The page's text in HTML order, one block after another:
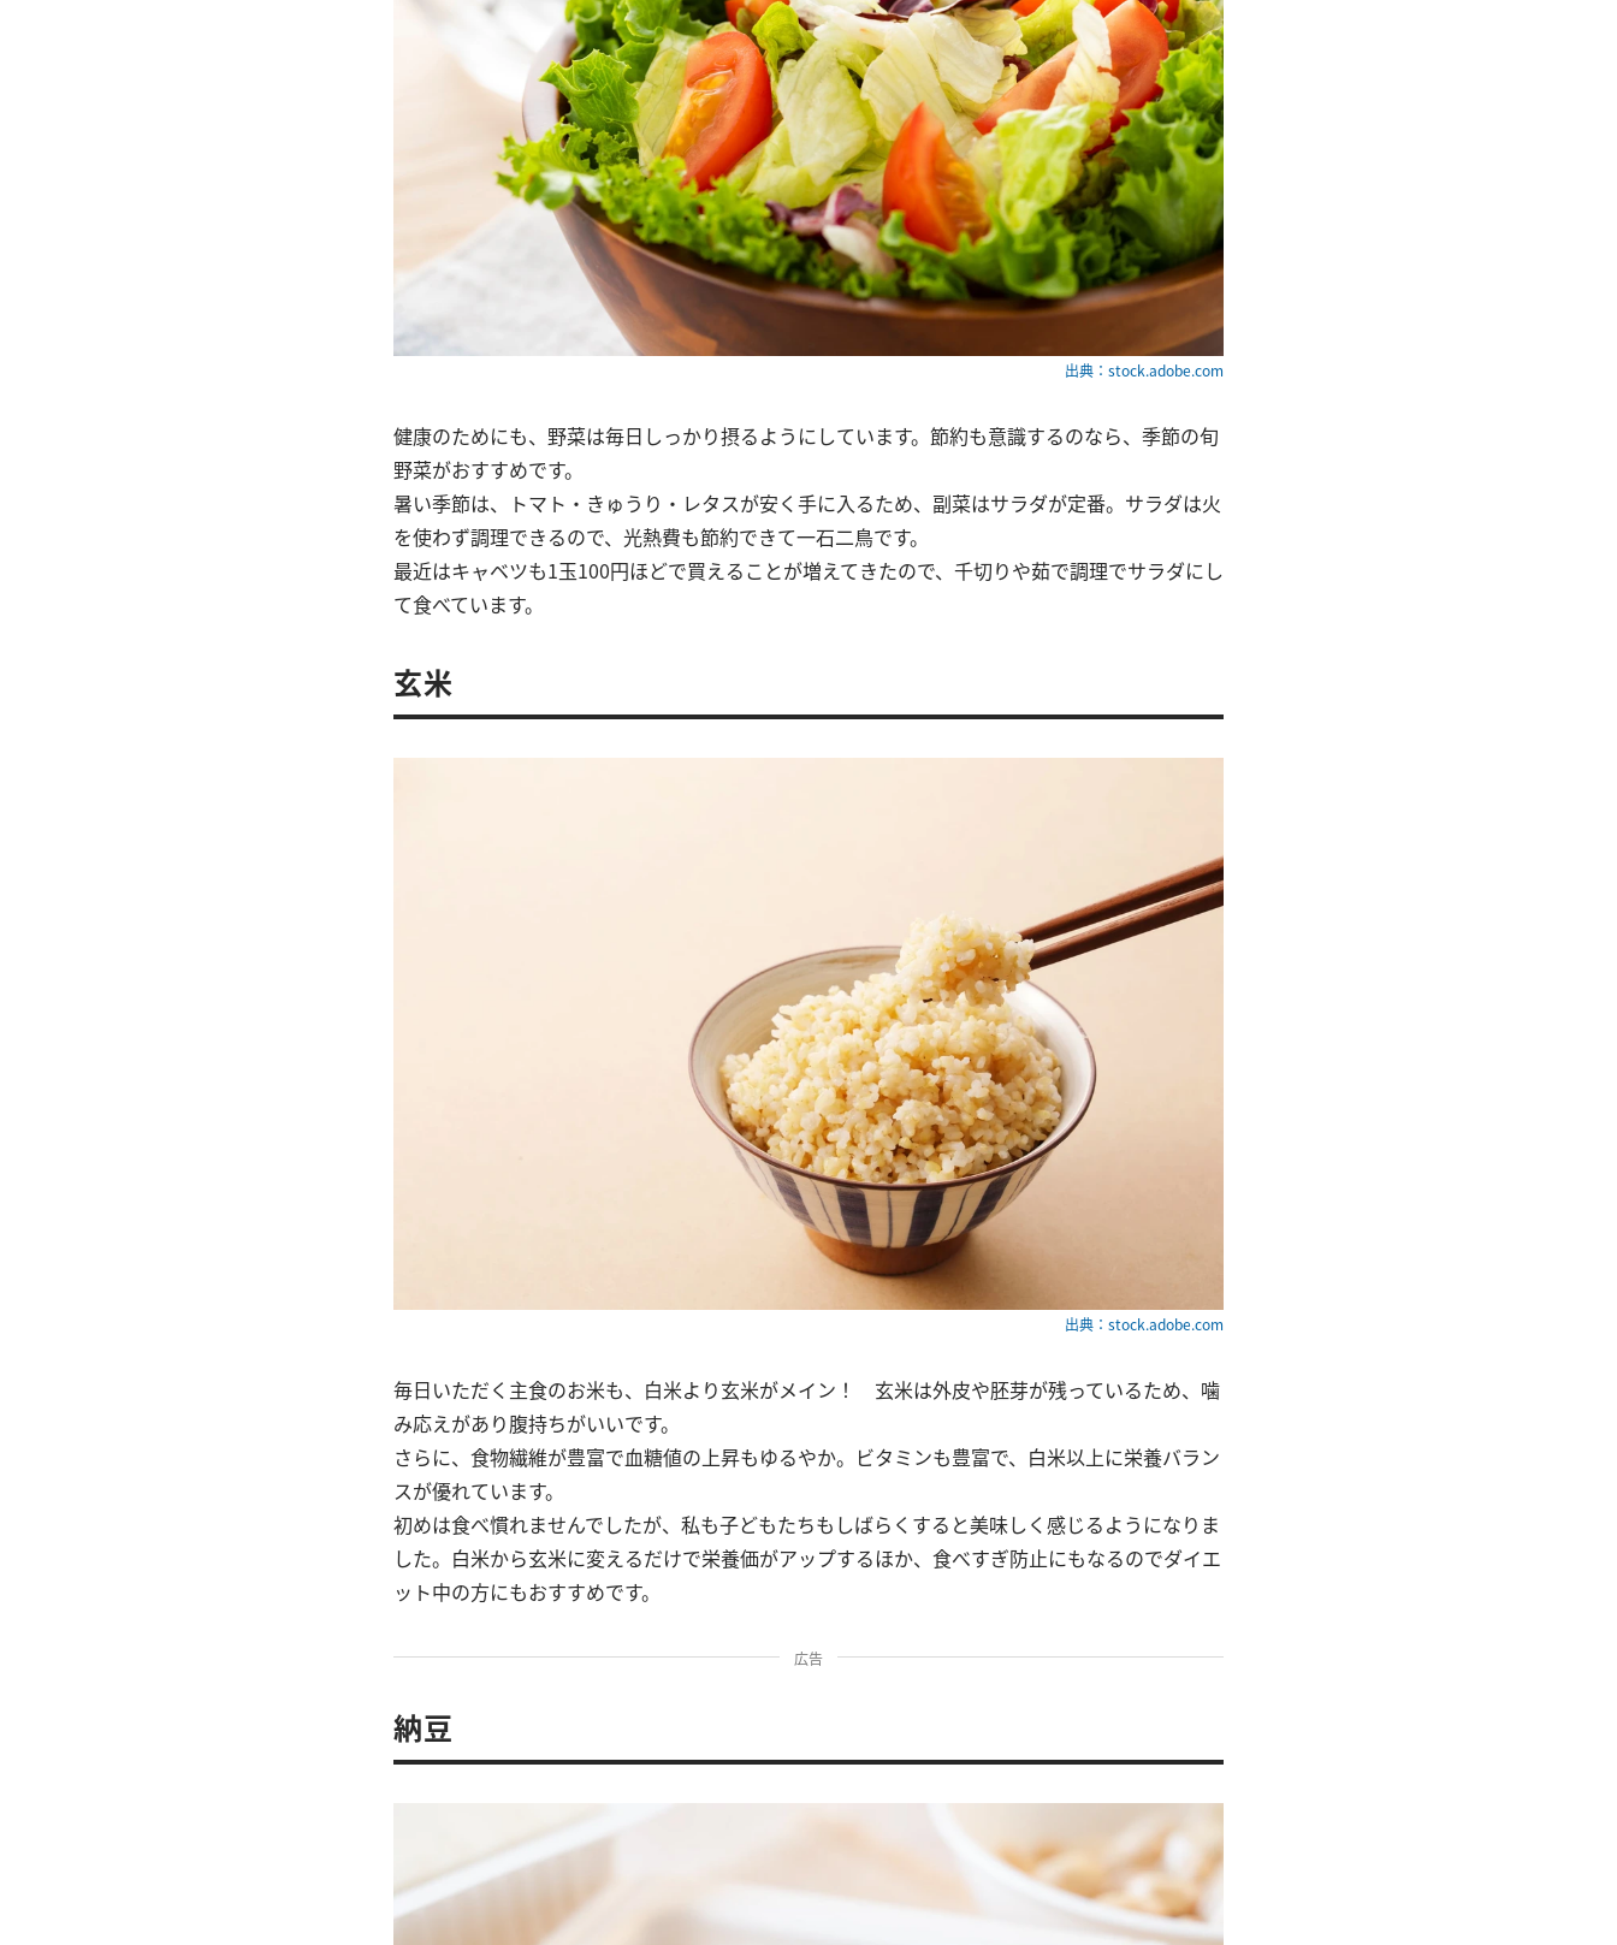
出典：stock.adobe.com
健康のためにも、野菜は毎日しっかり摂るようにしています。節約も意識するのなら、季節の旬
野菜がおすすめです。
暑い季節は、トマト・きゅうり・レタスが安く手に入るため、副菜はサラダが定番。サラダは火
を使わず調理できるので、光熱費も節約できて一石二鳥です。
最近はキャベツも1玉100円ほどで買えることが増えてきたので、千切りや茹で調理でサラダにし
て食べています。
玄米
出典：stock.adobe.com
毎日いただく主食のお米も、白米より玄米がメイン！ 玄米は外皮や胚芽が残っているため、噛
み応えがあり腹持ちがいいです。
さらに、食物繊維が豊富で血糖値の上昇もゆるやか。ビタミンも豊富で、白米以上に栄養バラン
スが優れています。
初めは食べ慣れませんでしたが、私も子どもたちもしばらくすると美味しく感じるようになりま
した。白米から玄米に変えるだけで栄養価がアップするほか、食べすぎ防止にもなるのでダイエ
ット中の方にもおすすめです。
広告
納豆